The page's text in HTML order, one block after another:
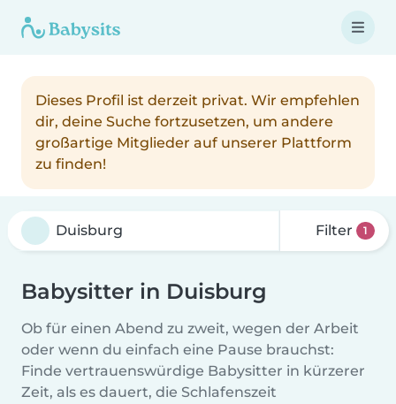
Dieses Profil ist derzeit privat. Wir empfehlen
dir, deine Suche fortzusetzen, um andere
großartige Mitglieder auf unserer Plattform
zu finden!
Filter 1
Babysitter in Duisburg
Ob für einen Abend zu zweit, wegen der Arbeit
oder wenn du einfach eine Pause brauchst:
Finde vertrauenswürdige Babysitter in kürzerer
Zeit, als es dauert, die Schlafenszeit